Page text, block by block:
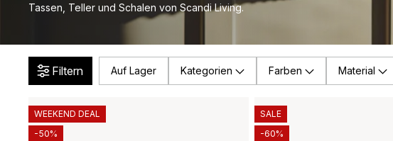
Tassen, Teller und Schalen von Scandi Living.
Filtern Auf Lager Kategorien Farben Material
WEEKEND DEAL
-50%
SALE
-60%